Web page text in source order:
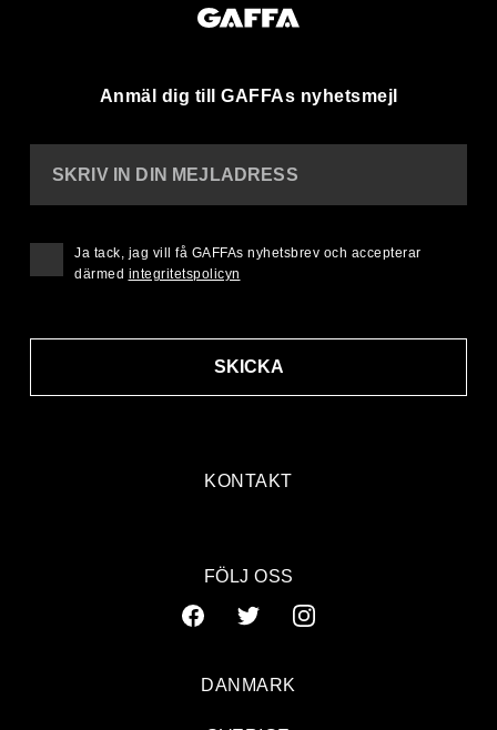
Anmäl dig till GAFFAs nyhetsmejl
KONTAKT
SKRIV IN DIN MEJLADRESS
SKICKA
Ja tack, jag vill få GAFFAs nyhetsbrev och accepterar
därmed integritetspolicyn
FÖLJ OSS
DANMARK